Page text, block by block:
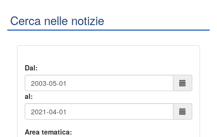
Cerca nelle notizie
Dal:
al:
Area tematica: